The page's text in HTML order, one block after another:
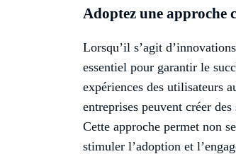
Adoptez une approche
Lorsqu’il s’agit
essentiel pour garantir le
expériences des utilisateurs
entreprises peuvent créer
Cette approche permet non
stimuler l’adoption et